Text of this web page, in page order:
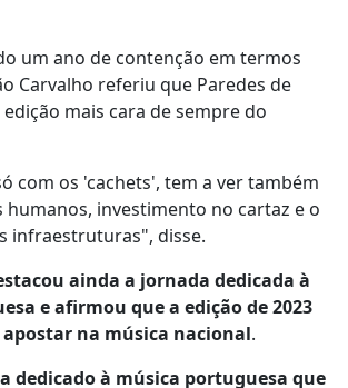
um ano de contenção em termos
Carvalho referiu que Paredes de
mais cara de sempre do
com os 'cachets', tem a ver também
humanos, investimento no cartaz e o
infraestruturas", disse.
ainda a jornada dedicada à
e afirmou que a edição de 2023
na música nacional.
dedicado à música portuguesa que